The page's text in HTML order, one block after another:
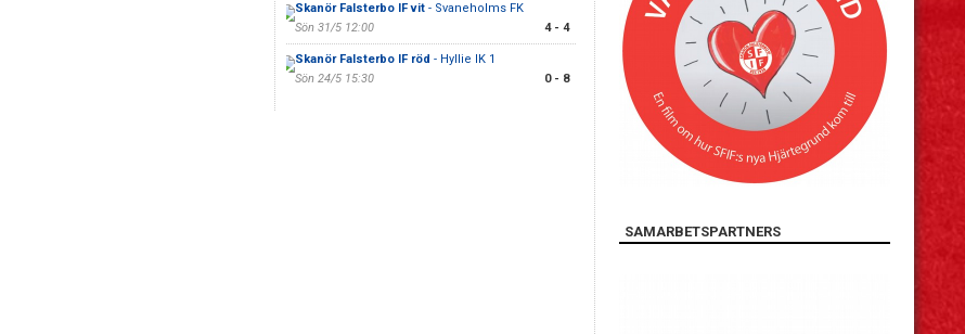
Skanör Falsterbo IF vit- Svaneholms FK
Sön 31/5 12:00
4 - 4
Skanör Falsterbo IF röd - Hyllie IK 1
Sön 24/5 15:30
0 - 8
SAMARBETSPARTNERS